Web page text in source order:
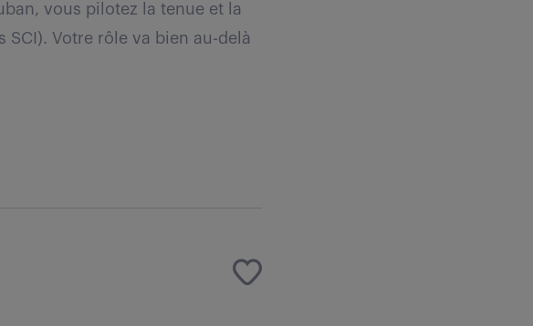
vous pilotez la tenue et la
Votre rôle va bien au-delà